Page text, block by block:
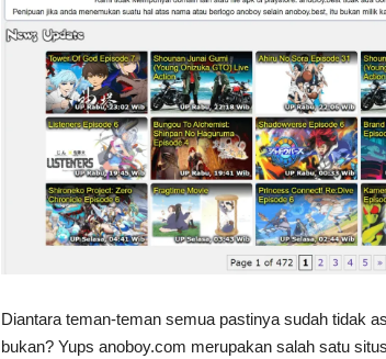
Diantara teman-teman semua pastinya sudah tidak
bukan? Yups anoboy.com merupakan salah satu